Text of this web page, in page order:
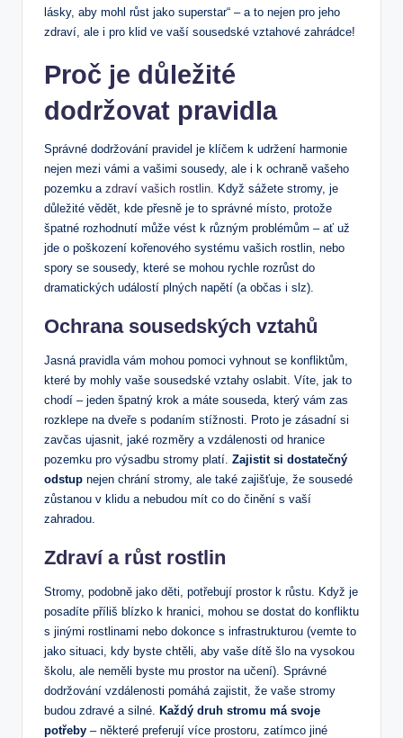
lásky, aby mohl růst jako superstar“ – a to nejen pro jeho
zdraví, ale i pro klid ve vaší sousedské vztahové zahrádce!
Proč je důležité
dodržovat pravidla
Správné dodržování pravidel je klíčem k udržení harmonie
nejen mezi vámi a vašimi sousedy, ale i k ochraně vašeho
pozemku a zdraví vašich rostlin . Když sážete stromy, je
důležité vědět, kde přesně je to správné místo, protože
špatné rozhodnutí může vést k různým problémům – ať už
jde o poškození kořenového systému vašich rostlin, nebo
spory se sousedy, které se mohou rychle rozrůst do
dramatických událostí plných napětí (a občas i slz).
Ochrana sousedských vztahů
Jasná pravidla vám mohou pomoci vyhnout se konfliktům,
které by mohly vaše sousedské vztahy oslabit. Víte, jak to
chodí – jeden špatný krok a máte souseda, který vám zas
rozklepe na dveře s podaním stížnosti. Proto je zásadní si
zavčas ujasnit, jaké rozměry a vzdálenosti od hranice
pozemku pro výsadbu stromy platí. Zajistit si dostatečný
odstup nejen chrání stromy, ale také zajišťuje, že sousedé
zůstanou v klidu a nebudou mít co do činění s vaší
zahradou.
Zdraví a růst rostlin
Stromy, podobně jako děti, potřebují prostor k růstu. Když je
posadíte příliš blízko k hranici, mohou se dostat do konfliktu
s jinými rostlinami nebo dokonce s infrastrukturou (vemte to
jako situaci, kdy byste chtěli, aby vaše dítě šlo na vysokou
školu, ale neměli byste mu prostor na učení). Správné
dodržování vzdálenosti pomáhá zajistit, že vaše stromy
budou zdravé a silné.
Každý druh stromu má svoje
potřeby – některé preferují více prostoru, zatímco jiné